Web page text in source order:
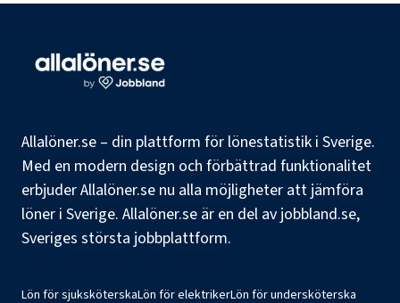
Allalöner.se – din plattform för lönestatistik i Sverige.
Med en modern design och förbättrad funktionalitet
erbjuder Allalöner.se nu alla möjligheter att jämföra
löner i Sverige. Allalöner.se är en del av jobbland.se,
Sveriges största jobbplattform.
Lön för sjuksköterskaLön för elektrikerLön för undersköterska